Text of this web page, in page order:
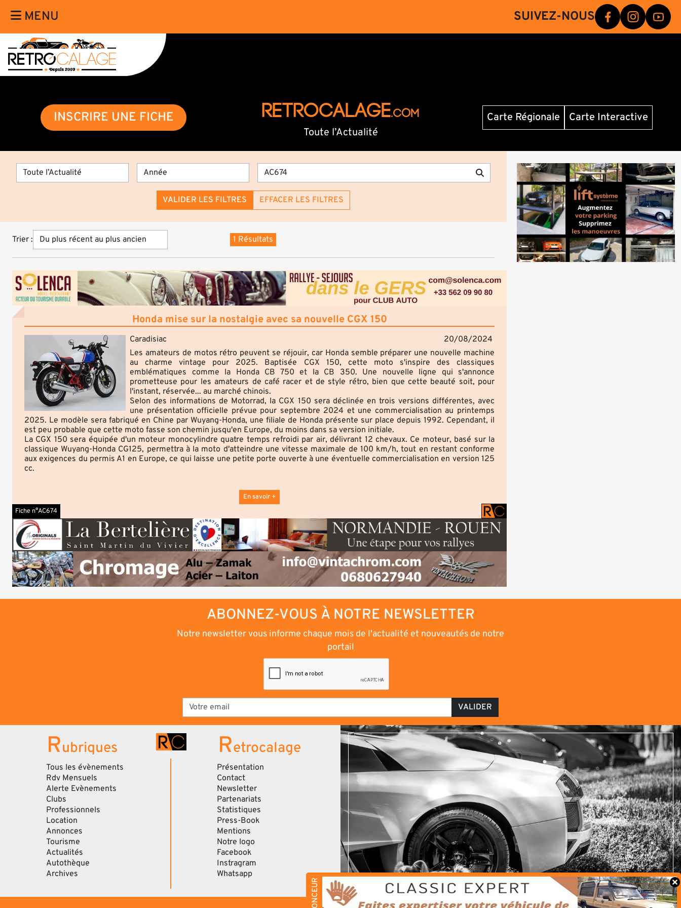
MENU SUIVEZ-NOUS
INSCRIRE UNE FICHE RETROCALAGE.com
Toute l’Actualité
Carte Régionale Carte Interactive
VALIDER LES FILTRES EFFACER LES FILTRES
Trier : 1 Résultats
Honda mise sur la nostalgie avec sa nouvelle CGX 150
Caradisiac
20/08/2024
Les amateurs de motos rétro peuvent se réjouir, car Honda semble préparer une nouvelle machine
au charme vintage pour 2025. Baptisée CGX 150, cette moto s'inspire des classiques
emblématiques comme la Honda CB 750 et la CB 350. Une nouvelle ligne qui s'annonce
prometteuse pour les amateurs de café racer et de style rétro, bien que cette beauté soit, pour
l'instant, réservée... au marché chinois.
Selon des informations de Motorrad, la CGX 150 sera déclinée en trois versions différentes, avec
une présentation officielle prévue pour septembre 2024 et une commercialisation au printemps
2025. Le modèle sera fabriqué en Chine par Wuyang-Honda, une filiale de Honda présente sur place depuis 1992. Cependant, il
est peu probable que cette moto fasse son chemin jusqu'en Europe, du moins dans sa version initiale.
La CGX 150 sera équipée d'un moteur monocylindre quatre temps refroidi par air, délivrant 12 chevaux. Ce moteur, basé sur la
classique Wuyang-Honda CG125, permettra à la moto d'atteindre une vitesse maximale de 100 km/h, tout en restant conforme
aux exigences du permis A1 en Europe, ce qui laisse une petite porte ouverte à une éventuelle commercialisation en version 125
cc.
En savoir +
Fiche n°AC674
ABONNEZ-VOUS À NOTRE NEWSLETTER
Notre newsletter vous informe chaque mois de l'actualité et nouveautés de notre
portail
VALIDER
Rubriques
Tous les évènements
Rdv Mensuels
Alerte Evènements
Clubs
Professionnels
Location
Annonces
Tourisme
Actualités
Autothèque
Archives
Retrocalage
Présentation
Contact
Newsletter
Partenariats
Statistiques
Press-Book
Mentions
Notre logo
Facebook
Instragram
Whatsapp